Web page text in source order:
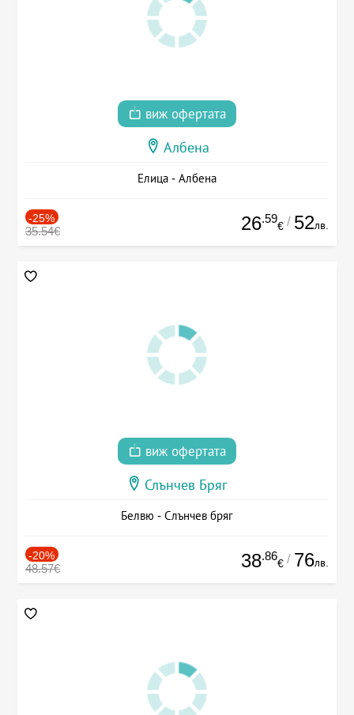
виж офертата
Албена
Елица - Албена
-25%
35.54€ 26.59
€ / 52лв.
виж офертата
Слънчев Бряг
Белвю - Слънчев бряг
-20%
48.57€ 38.86
€ / 76лв.